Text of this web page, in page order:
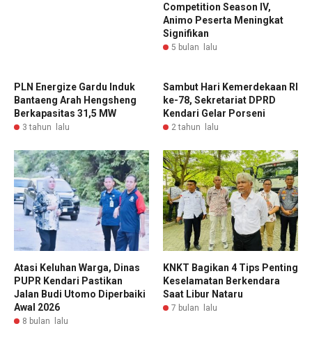
Competition Season IV,
Animo Peserta Meningkat
Signifikan
5 bulan lalu
PLN Energize Gardu Induk
Bantaeng Arah Hengsheng
Berkapasitas 31,5 MW
3 tahun lalu
Sambut Hari Kemerdekaan RI
ke-78, Sekretariat DPRD
Kendari Gelar Porseni
2 tahun lalu
Atasi Keluhan Warga, Dinas
PUPR Kendari Pastikan
Jalan Budi Utomo Diperbaiki
Awal 2026
8 bulan lalu
KNKT Bagikan 4 Tips Penting
Keselamatan Berkendara
Saat Libur Nataru
7 bulan lalu